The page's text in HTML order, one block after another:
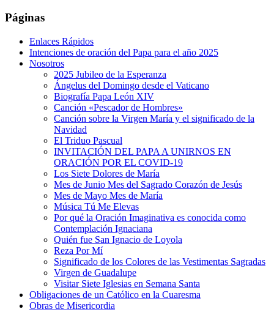
Páginas
Enlaces Rápidos
Intenciones de oración del Papa para el año 2025
Nosotros
2025 Jubileo de la Esperanza
Ángelus del Domingo desde el Vaticano
Biografía Papa León XIV
Canción «Pescador de Hombres»
Canción sobre la Virgen María y el significado de la
Navidad
El Triduo Pascual
INVITACIÓN DEL PAPA A UNIRNOS EN
ORACIÓN POR EL COVID-19
Los Siete Dolores de María
Mes de Junio Mes del Sagrado Corazón de Jesús
Mes de Mayo Mes de María
Música Tú Me Elevas
Por qué la Oración Imaginativa es conocida como
Contemplación Ignaciana
Quién fue San Ignacio de Loyola
Reza Por Mí
Significado de los Colores de las Vestimentas Sagradas
Virgen de Guadalupe
Visitar Siete Iglesias en Semana Santa
Obligaciones de un Católico en la Cuaresma
Obras de Misericordia